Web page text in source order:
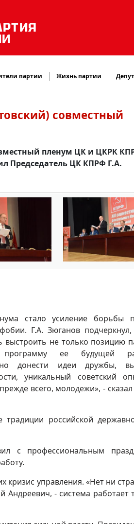
партии Жизнь партии
совместный
пленум ЦК и ЦКРК
Председатель ЦК КПРФ Г.А.
стало усиление борьбы
Г.А. Зюганов
выстроить не только позицию
ее будущей
донести идеи дружбы,
уникальный советский
всего, молодежи», -
российской
с профессиональным
кризис управления. «Нет ни
- система работает